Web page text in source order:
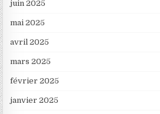
juin 2025
mai 2025
avril 2025
mars 2025
février 2025
janvier 2025